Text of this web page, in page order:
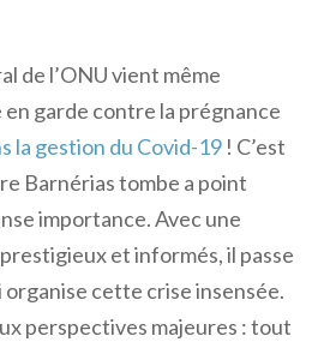
de l’ONU vient même
en garde contre la prégnance
la gestion du Covid-19 ! C’est
Barnérias tombe a point
importance. Avec une
et informés, il passe
cette crise insensée.
perspectives majeures : tout